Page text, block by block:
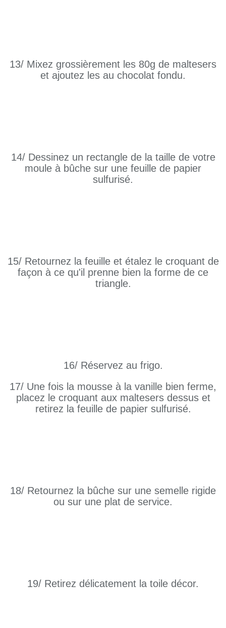
13/ Mixez grossièrement les 80g de maltesers
et ajoutez les au chocolat fondu.
14/ Dessinez un rectangle de la taille de votre
moule à bûche sur une feuille de papier
sulfurisé.
15/ Retournez la feuille et étalez le croquant de
façon à ce qu'il prenne bien la forme de ce
triangle.
16/ Réservez au frigo.
17/ Une fois la mousse à la vanille bien ferme,
placez le croquant aux maltesers dessus et
retirez la feuille de papier sulfurisé.
18/ Retournez la bûche sur une semelle rigide
ou sur une plat de service.
19/ Retirez délicatement la toile décor.